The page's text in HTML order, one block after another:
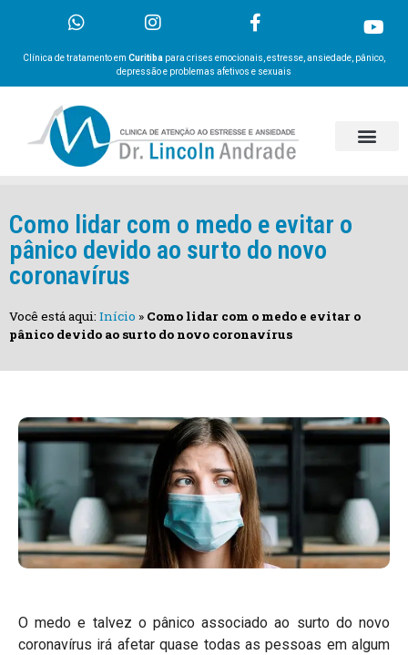
Clínica de tratamento em Curitiba para crises emocionais, estresse, ansiedade, pânico,
depressão e problemas afetivos e sexuais
Como lidar com o medo e evitar o
pânico devido ao surto do novo
coronavírus
Você está aqui: Início » Como lidar com o medo e evitar o
pânico devido ao surto do novo coronavírus
O medo e talvez o pânico associado ao surto do novo
coronavírus irá afetar quase todas as pessoas em algum